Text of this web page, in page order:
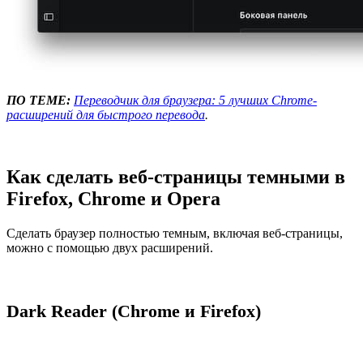
ПО ТЕМЕ: Переводчик для браузера: 5 лучших Chrome-
расширений для быстрого перевода.
Как сделать веб-страницы темными в
Firefox, Chrome и Opera
Сделать браузер полностью темным, включая веб-страницы,
можно с помощью двух расширений.
Dark Reader (Chrome и Firefox)